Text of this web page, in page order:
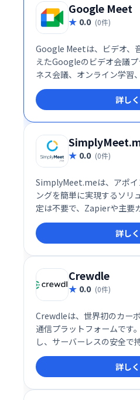
Google Meet
0.0 (0件)
Google Meetは、ビデオ、
えたGoogleのビデオ会議
ネス会議、オンライン学習
なシーンで活用できます
ーフェースで、スムーズな
現。場所を選ばず、チー
を可能にします。 無料プラ
ニーズにも対応する柔軟性
詳し
0.0 (0件)
SimplyMeet.meは、アポイ
ングを簡単に実現するソリ
定は不要で、Zapierや主要
トフォームとの統合も可
で、お客様と効率的なミー
務効率化に繋がるシンプ
す。
詳し
Crewdle
0.0 (0件)
Crewdleは、世界初のカー
通信プラットフォームです
し、サーバーレスの安全で
ステムを実現しました。
は異なり、環境への負荷を
質なコミュニケーション
地球に貢献できる、革新的
詳し